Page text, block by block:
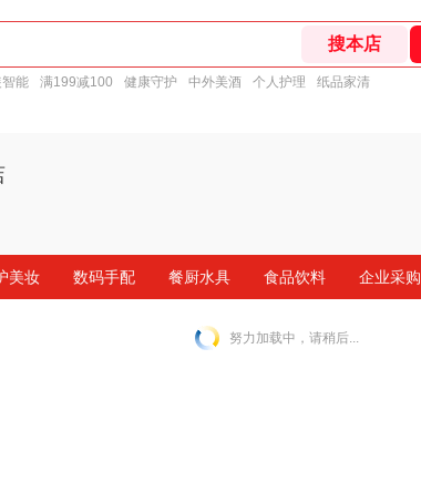
能 满199减100 健康守护 中外美酒 个人护理 纸品家清
美妆 数码手配 餐厨水具 食品饮料 企业采购
努力加载中，请稍后...